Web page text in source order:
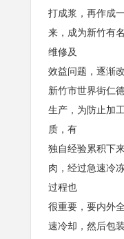
打成浆，再作成
来，成为新竹有
维修及
效益问题，逐渐
新竹市世界街仁
生产，为防止加
质，有
独自经验累积下
肉，经过急速冷
过程也
很重要，要内外
速冷却，然后包